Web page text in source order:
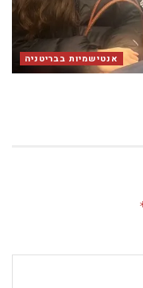
אנטישמיות בבריטניה